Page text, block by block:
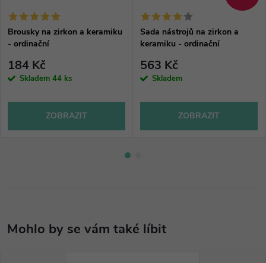
Brousky na zirkon a keramiku
- ordinační
184 Kč
Skladem 44 ks
ZOBRAZIT
Sada nástrojů na zirkon a
keramiku - ordinační
563 Kč
Skladem
ZOBRAZIT